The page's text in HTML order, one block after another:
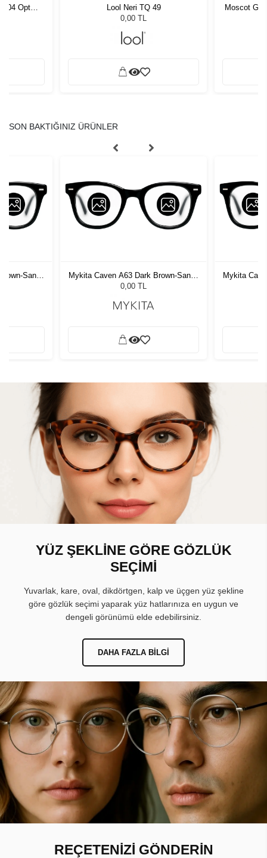
Opt
Lool Neri TQ 49
0,00 TL
Moscot
SON BAKTIĞINIZ ÜRÜNLER
Sangy
Mykita Caven A63 Dark Brown-Sangy
713 Unisex Güneş Gözlüğü
0,00 TL
Mykita
YÜZ ŞEKLİNE GÖRE GÖZLÜK
SEÇİMİ
Yuvarlak, kare, oval, dikdörtgen, kalp ve üçgen yüz şekline
göre gözlük seçimi yaparak yüz hatlarınıza en uygun ve
dengeli görünümü elde edebilirsiniz.
DAHA FAZLA BILGI
REÇETENİZİ GÖNDERİN